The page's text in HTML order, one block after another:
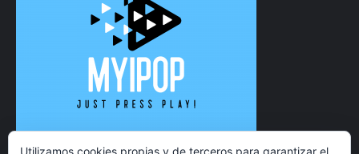
Utilizamos cookies propias y de terceros para garantizar el